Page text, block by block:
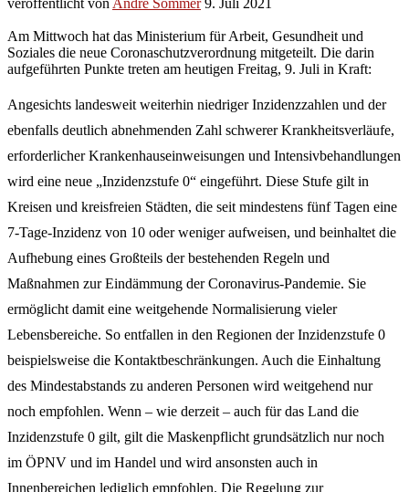
Am Mittwoch hat das Ministerium für Arbeit, Gesundheit und
Soziales die neue Coronaschutzverordnung mitgeteilt. Die darin
aufgeführten Punkte treten am heutigen Freitag, 9. Juli in Kraft:
Angesichts landesweit weiterhin niedriger Inzidenzzahlen und der
ebenfalls deutlich abnehmenden Zahl schwerer Krankheitsverläufe,
erforderlicher Krankenhauseinweisungen und Intensivbehandlungen
wird eine neue „Inzidenzstufe 0“ eingeführt. Diese Stufe gilt in
Kreisen und kreisfreien Städten, die seit mindestens fünf Tagen eine
7-Tage-Inzidenz von 10 oder weniger aufweisen, und beinhaltet die
Aufhebung eines Großteils der bestehenden Regeln und
Maßnahmen zur Eindämmung der Coronavirus-Pandemie. Sie
ermöglicht damit eine weitgehende Normalisierung vieler
Lebensbereiche. So entfallen in den Regionen der Inzidenzstufe 0
beispielsweise die Kontaktbeschränkungen. Auch die Einhaltung
des Mindestabstands zu anderen Personen wird weitgehend nur
noch empfohlen. Wenn – wie derzeit – auch für das Land die
Inzidenzstufe 0 gilt, gilt die Maskenpflicht grundsätzlich nur noch
im ÖPNV und im Handel und wird ansonsten auch in
Innenbereichen lediglich empfohlen. Die Regelung zur